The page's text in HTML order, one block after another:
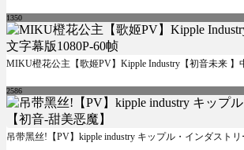
1350
MIKU橙花公主【歌姬PV】Kipple Industry【初音未来 】
2586
吊带黑丝!【PV】kipple industry キップル・インダストリ